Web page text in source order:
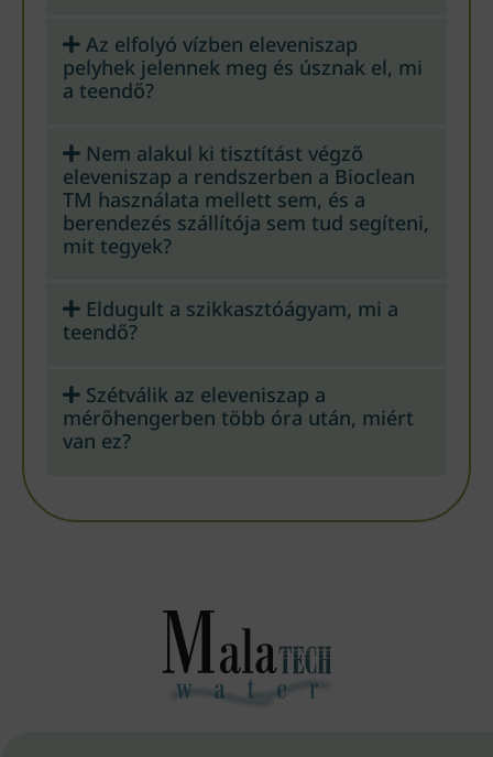
Az elfolyó vízben eleveniszap
pelyhek jelennek meg és úsznak el, mi
a teendő?
Nem alakul ki tisztítást végző
eleveniszap a rendszerben a Bioclean
TM használata mellett sem, és a
berendezés szállítója sem tud segíteni,
mit tegyek?
Eldugult a szikkasztóágyam, mi a
teendő?
Szétválik az eleveniszap a
mérőhengerben több óra után, miért
van ez?